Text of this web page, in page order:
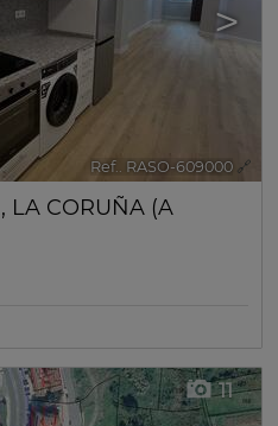
>
Ref.. RASO-609000 🔗
, LA CORUÑA (A
11